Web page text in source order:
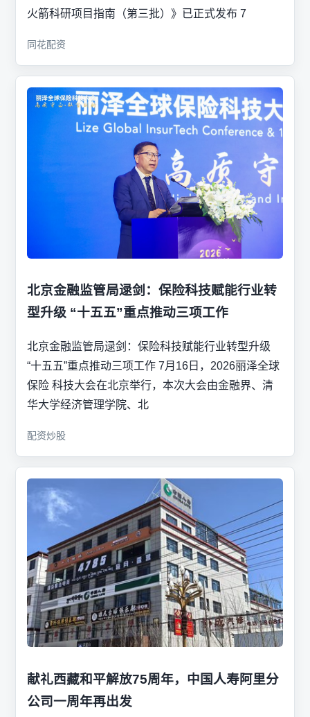
火箭科研项目指南（第三批）》已正式发布 7
同花配资
北京金融监管局逯剑：保险科技赋能行业转
型升级 “十五五”重点推动三项工作
北京金融监管局逯剑：保险科技赋能行业转型升级
“十五五”重点推动三项工作 7月16日，2026丽泽全球
保险 科技大会在北京举行，本次大会由金融界、清
华大学经济管理学院、北
配资炒股
献礼西藏和平解放75周年，中国人寿阿里分
公司一周年再出发